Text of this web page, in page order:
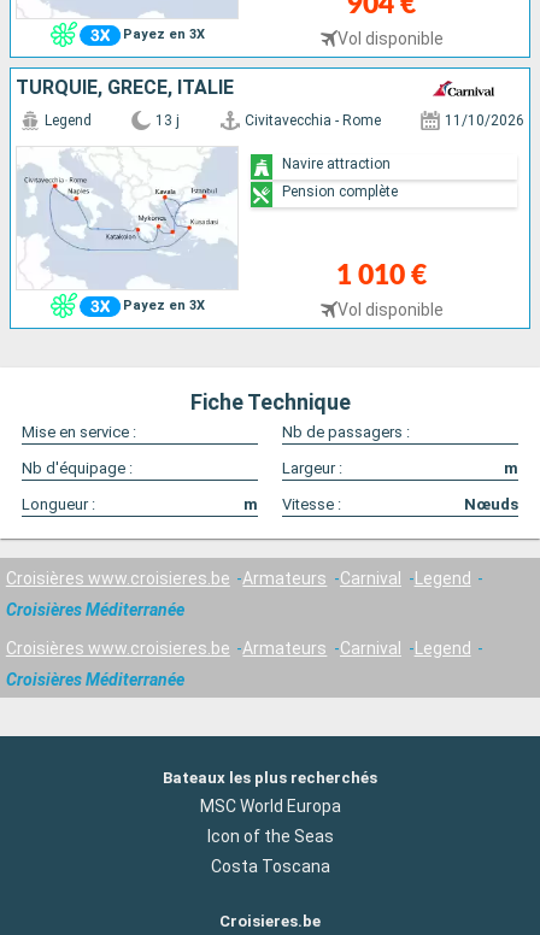
Payez en 3X Vol disponible
TURQUIE, GRÈCE, ITALIE
Payez en 3X
Legend 13 j Civitavecchia - Rome 11/10/2026
1 010 €
Vol disponible
Navire attraction
Pension complète
Fiche Technique
Mise en service :
Nb de passagers :
Nb d'équipage :
Largeur :
m
Longueur :
m Vitesse : Nœuds
Croisières www.croisieres.be Armateurs Carnival
Legend
Croisières Méditerranée
Croisières www.croisieres.be Armateurs Carnival
Legend
Croisières Méditerranée
Bateaux les plus recherchés
MSC World Europa
Icon of the Seas
Costa Toscana
Croisieres.be